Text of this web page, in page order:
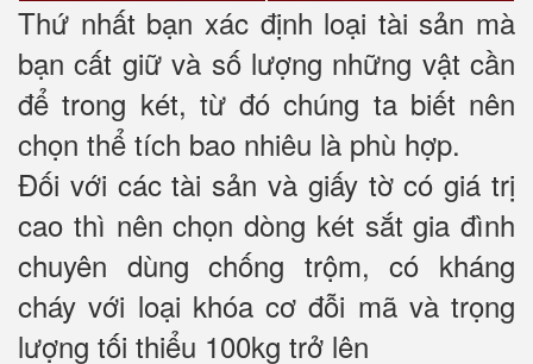
Thứ nhất bạn xác định loại tài sản mà
bạn cất giữ và số lượng những vật cần
để trong két, từ đó chúng ta biết nên
chọn thể tích bao nhiêu là phù hợp.
Đối với các tài sản và giấy tờ có giá trị
cao thì nên chọn dòng két sắt gia đình
chuyên dùng chống trộm, có kháng
cháy với loại khóa cơ đỗi mã và trọng
lượng tối thiểu 100kg trở lên